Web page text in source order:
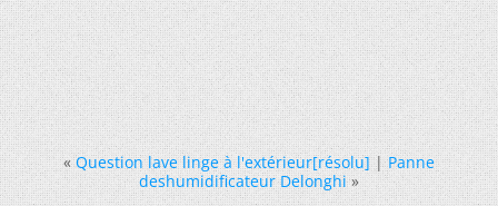
« Question lave linge à l'extérieur[résolu]|Panne
deshumidificateur Delonghi »